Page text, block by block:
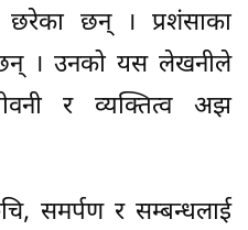
छरेका छन् । प्रशंसाका
। उनको यस लेखनीले
र व्यक्तित्व अझ
समर्पण र सम्बन्धलाई